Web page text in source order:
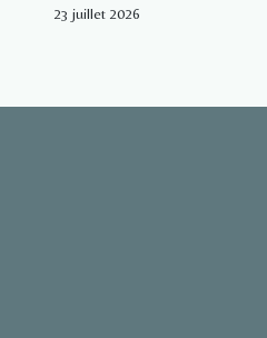
23 juillet 2026